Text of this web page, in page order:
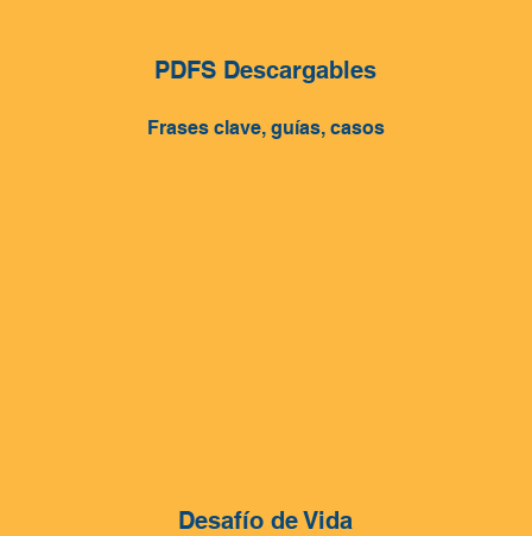
PDFS Descargables
Frases clave, guías, casos
Desafío de Vida